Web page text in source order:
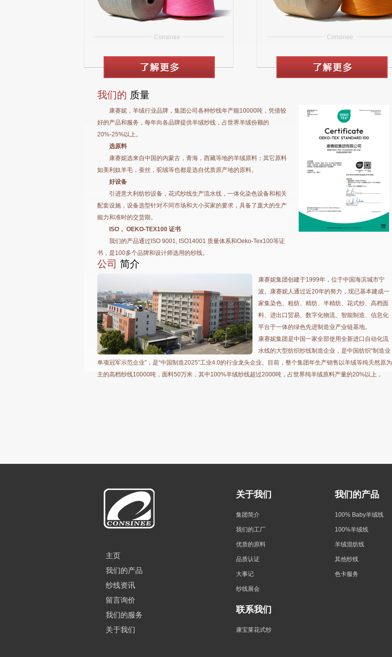
Consinee Consinee
我们的 质量
康赛妮，羊绒行业品牌，集团公司各种纱线年产能10000吨，凭借较
好的产品和服务，每年向各品牌提供羊绒纱线，占世界羊绒份额的
20%-25%以上。
选原料
康赛妮选来自中国的内蒙古，青海，西藏等地的羊绒原料；其它原料
如美利奴羊毛，蚕丝，驼绒等也都是选自优质原产地的原料。
好设备
引进意大利纺纱设备，花式纱线生产流水线，一体化染色设备和相关
配套设施，设备选型针对不同市场和大小买家的要求，具备了庞大的生产
能力和准时的交货期。
ISO， OEKO-TEX100 证书
我们的产品通过ISO 9001, ISO14001 质量体系和Oeko-Tex100等证
书，是100多个品牌和设计师选用的纱线。
公司 简介
康赛妮集团创建于1999年，位于中国海滨城市宁
波。康赛妮人通过近20年的努力，现已基本建成一
家集染色、粗纺、精纺、半精纺、花式纱、高档面
料、进出口贸易、数字化物流、智能制造、信息化
平台于一体的绿色先进制造业产业链基地。
康赛妮集团是中国一家全部使用全新进口自动化流
水线的大型纺织纱线制造企业，是中国纺织“制造业
单项冠军示范企业”，是“中国制造2025”工业4.0的行业龙头企业。目前，整个集团年生产销售以羊绒等纯天然原为
主的高档纱线10000吨， 面料50万米 ， 其中100%羊绒纱线超过2000吨，占世界纯羊绒原料产量的20%以上，
主页
我们的产品
纱线资讯
留言询价
我们的服务
关于我们
关于我们
集团简介
我们的工厂
优质的原料
品质认证
大事记
纱线展会
联系我们
康宝莱花式纱
我们的产品
100% Baby羊绒线
100%羊绒线
羊绒混纺线
其他纱线
色卡服务